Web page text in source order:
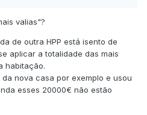
valias"?
de outra HPP está isento de
aplicar a totalidade das mais
habitação.
nova casa por exemplo e usou
esses 20000€ não estão